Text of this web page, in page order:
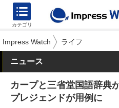
カテゴリ
Impress Watch ライフ
ニュース
カープと三省堂国語辞典
プレジェンドが用例に